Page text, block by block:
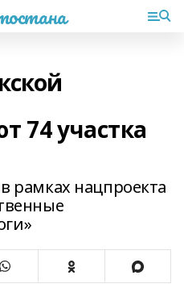
74 участка
рамках нацпроекта